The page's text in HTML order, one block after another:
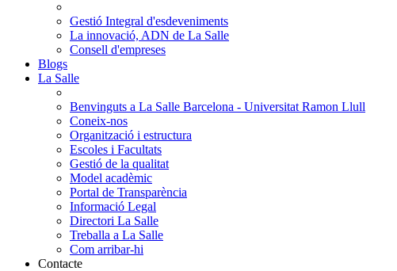
Gestió Integral d'esdeveniments
La innovació, ADN de La Salle
Consell d'empreses
Blogs
La Salle
Benvinguts a La Salle Barcelona - Universitat Ramon Llull
Coneix-nos
Organització i estructura
Escoles i Facultats
Gestió de la qualitat
Model acadèmic
Portal de Transparència
Informació Legal
Directori La Salle
Treballa a La Salle
Com arribar-hi
Contacte